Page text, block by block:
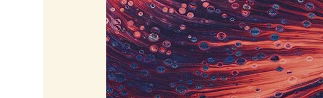
WordPress
with
Gutenberg